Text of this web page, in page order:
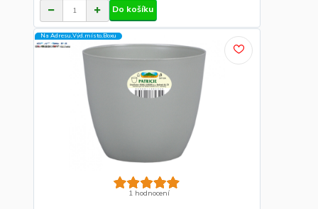
Do košíku
Na Adresu,Výd.místo,Boxu
1 hodnocení